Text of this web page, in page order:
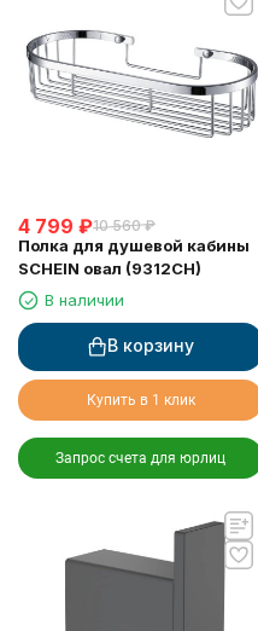
4 799 ₽10 560 ₽
Полка для душевой кабины
SCHEIN овал (9312CH)
В наличии
В корзину
Купить в 1 клик
Запрос счета для юрлиц